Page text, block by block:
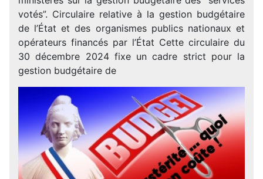
votés”. Circulaire relative à la gestion budgétaire
de l’État et des organismes publics nationaux et
opérateurs financés par l’État Cette circulaire du
30 décembre 2024 fixe un cadre strict pour la
gestion budgétaire de